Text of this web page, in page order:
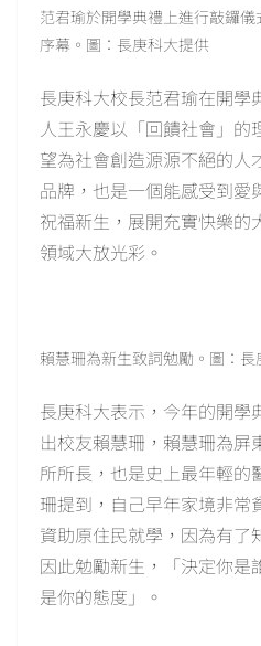
范君瑜於開學典禮上進行敲鑼
序幕。圖：長庚科大提供
長庚科大校長范君瑜在開學
人王永慶以「回饋社會」的
望為社會創造源源不絕的人
品牌，也是一個能感受到愛
祝福新生，展開充實快樂的
領域大放光彩。
賴慧珊為新生致詞勉勵。圖：長
長庚科大表示，今年的開學
出校友賴慧珊，賴慧珊為屏
所所長，也是史上最年輕的
珊提到，自己早年家境非常
資助原住民就學，因為有了
因此勉勵新生，「決定你是
是你的態度」。